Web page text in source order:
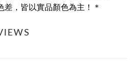
差，皆以實品顏色為主！＊